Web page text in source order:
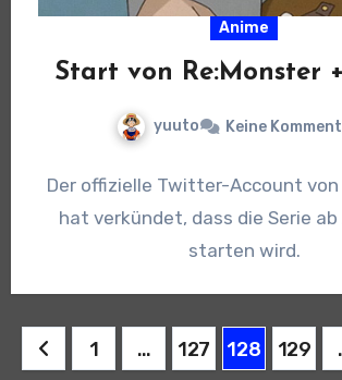
Anime
Start von Re:Monster
yuuto Keine
Der offizielle Twitter-Account von
hat verkündet, dass die Serie
starten wird.
1 … 127 128 129